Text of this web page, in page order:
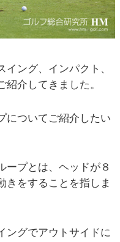
イング、インパクト、
介してきました。
についてご紹介したい
ープとは、ヘッドが８
きをすることを指しま
ングでアウトサイドに